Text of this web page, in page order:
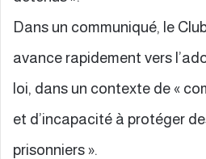
Dans un communiqué, le
avance rapidement vers
loi, dans un contexte de «
et d’incapacité à protéger
prisonniers ».